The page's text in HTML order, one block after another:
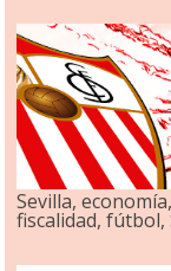
Sevilla,
fiscalidad, fútbol,